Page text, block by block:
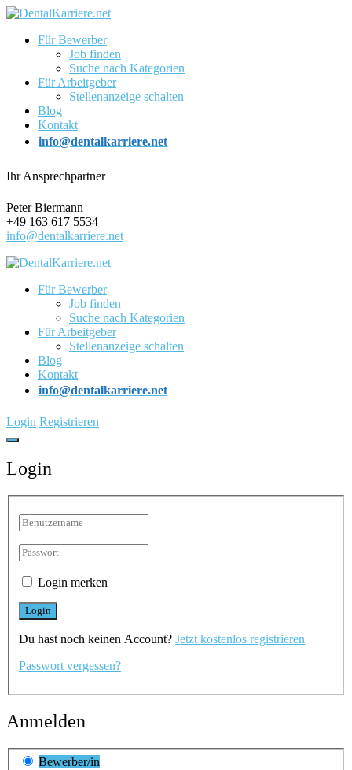
Für Bewerber
Job finden
Suche nach Kategorien
Für Arbeitgeber
Stellenanzeige schalten
Blog
Kontakt
info@dentalkarriere.net
Ihr Ansprechpartner
Peter Biermann
+49 163 617 5534
info@dentalkarriere.net
Für Bewerber
Job finden
Suche nach Kategorien
Für Arbeitgeber
Stellenanzeige schalten
Blog
Kontakt
info@dentalkarriere.net
Login Registrieren
Login
Login merken
Du hast noch keinen Account? Jetzt kostenlos registrieren
Passwort vergessen?
Anmelden
Bewerber/in